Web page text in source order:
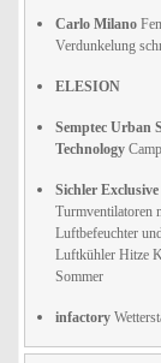
Carlo Milano
Verdunkelung
ELESION
Semptec Urban
Technology
Sichler Exclusive
Turmventilatoren
Luftbefeuchter
Luftkühler Hitze
Sommer
infactory